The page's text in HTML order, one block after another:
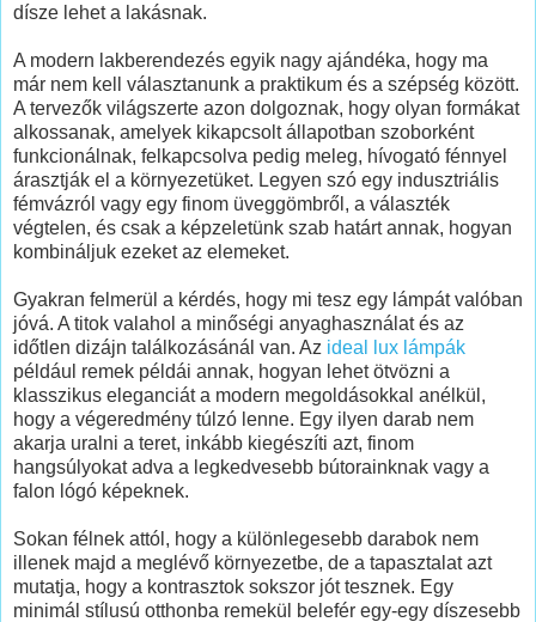
dísze lehet a lakásnak.
A modern lakberendezés egyik nagy ajándéka, hogy ma
már nem kell választanunk a praktikum és a szépség között.
A tervezők világszerte azon dolgoznak, hogy olyan formákat
alkossanak, amelyek kikapcsolt állapotban szoborként
funkcionálnak, felkapcsolva pedig meleg, hívogató fénnyel
árasztják el a környezetüket. Legyen szó egy indusztriális
fémvázról vagy egy finom üveggömbről, a választék
végtelen, és csak a képzeletünk szab határt annak, hogyan
kombináljuk ezeket az elemeket.
Gyakran felmerül a kérdés, hogy mi tesz egy lámpát valóban
jóvá. A titok valahol a minőségi anyaghasználat és az
időtlen dizájn találkozásánál van. Az ideal lux lámpák
például remek példái annak, hogyan lehet ötvözni a
klasszikus eleganciát a modern megoldásokkal anélkül,
hogy a végeredmény túlzó lenne. Egy ilyen darab nem
akarja uralni a teret, inkább kiegészíti azt, finom
hangsúlyokat adva a legkedvesebb bútorainknak vagy a
falon lógó képeknek.
Sokan félnek attól, hogy a különlegesebb darabok nem
illenek majd a meglévő környezetbe, de a tapasztalat azt
mutatja, hogy a kontrasztok sokszor jót tesznek. Egy
minimál stílusú otthonba remekül belefér egy-egy díszesebb